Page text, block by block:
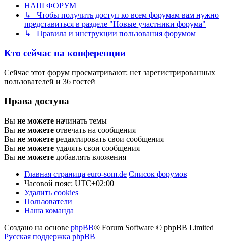
НАШ ФОРУМ
↳ Чтобы получить доступ ко всем форумам вам нужно
представиться в разделе "Новые участники форума"
↳ Правила и инструкции пользования форумом
Кто сейчас на конференции
Сейчас этот форум просматривают: нет зарегистрированных
пользователей и 36 гостей
Права доступа
Вы не можете начинать темы
Вы не можете отвечать на сообщения
Вы не можете редактировать свои сообщения
Вы не можете удалять свои сообщения
Вы не можете добавлять вложения
Главная страница euro-som.de Список форумов
Часовой пояс: UTC+02:00
Удалить cookies
Пользователи
Наша команда
Создано на основе phpBB® Forum Software © phpBB Limited
Русская поддержка phpBB